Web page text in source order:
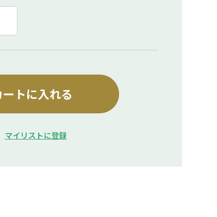
トに入れる
マイリストに登録